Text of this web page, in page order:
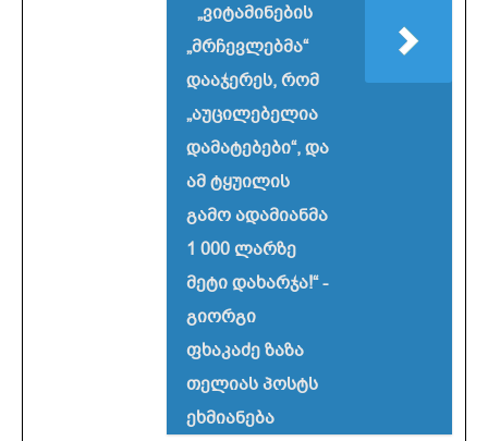
„ვიტამინების
„მრჩევლებმა“
დააჯერეს, რომ
„აუცილებელია
დამატებები“, და
ამ ტყუილის
გამო ადამიანმა
1 000 ლარზე
მეტი დახარჯა!“ -
გიორგი
ფხაკაძე ზაზა
თელიას პოსტს
ეხმიანება